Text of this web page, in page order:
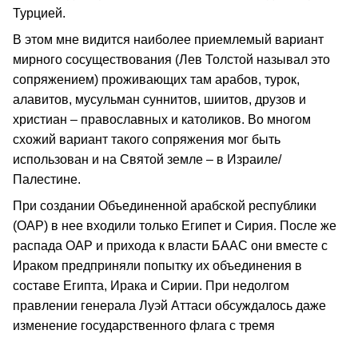
Турцией.
В этом мне видится наиболее приемлемый вариант
мирного сосуществования (Лев Толстой называл это
сопряжением) проживающих там арабов, турок,
алавитов, мусульман суннитов, шиитов, друзов и
христиан – православных и католиков. Во многом
схожий вариант такого сопряжения мог быть
использован и на Святой земле – в Израиле/
Палестине.
При создании Объединенной арабской республики
(ОАР) в нее входили только Египет и Сирия. После же
распада ОАР и прихода к власти БААС они вместе с
Ираком предприняли попытку их объединения в
составе Египта, Ирака и Сирии. При недолгом
правлении генерала Луэй Аттаси обсуждалось даже
изменение государственного флага с тремя